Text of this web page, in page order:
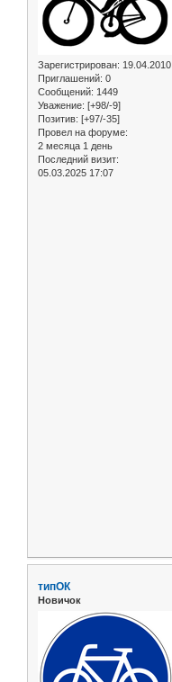
Зарегистрирован: 19.04.2010
Приглашений: 0
Сообщений: 1449
Уважение: [+98/-9]
Позитив: [+97/-35]
Провел на форуме:
2 месяца 1 день
Последний визит:
05.03.2025 17:07
типОК
Новичок